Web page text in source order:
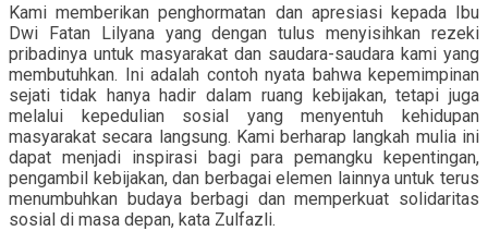
Kami memberikan penghormatan dan apresiasi kepada Ibu
Dwi Fatan Lilyana yang dengan tulus menyisihkan rezeki
pribadinya untuk masyarakat dan saudara-saudara kami yang
membutuhkan. Ini adalah contoh nyata bahwa kepemimpinan
sejati tidak hanya hadir dalam ruang kebijakan, tetapi juga
melalui kepedulian sosial yang menyentuh kehidupan
masyarakat secara langsung. Kami berharap langkah mulia ini
dapat menjadi inspirasi bagi para pemangku kepentingan,
pengambil kebijakan, dan berbagai elemen lainnya untuk terus
menumbuhkan budaya berbagi dan memperkuat solidaritas
sosial di masa depan, kata Zulfazli.